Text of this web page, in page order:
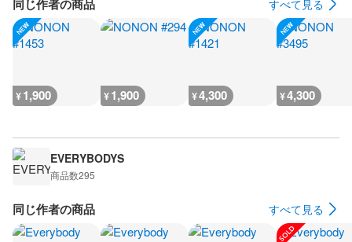
同じ作者の商品 すべて見る
¥1,900 ¥1,900 ¥4,300 ¥4,300
EVERYBODYS
商品数295
同じ作者の商品 すべて見る